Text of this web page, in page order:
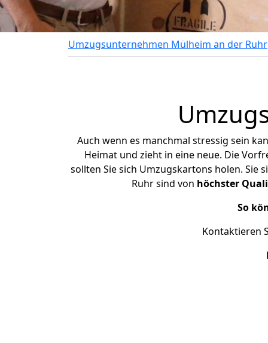
Umzugsunternehmen Mülheim an der Ruhr
Auch wenn es manchmal stressig sein
Heimat und zieht in eine neue. Die
sollten Sie sich Umzugskartons holen. Sie
Ruhr sind von höchster
So
Kontaktieren